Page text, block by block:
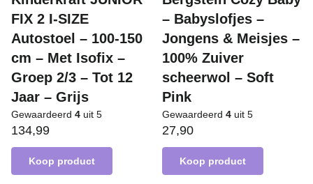
FIX 2 I-SIZE
Autostoel – 100-150
cm – Met Isofix –
Groep 2/3 – Tot 12
Jaar – Grijs
Gewaardeerd 4 uit 5
134,99
Koop product
– Babyslofjes –
Jongens & Meisjes –
100% Zuiver
scheerwol – Soft
Pink
Gewaardeerd 4 uit 5
27,90
Koop product